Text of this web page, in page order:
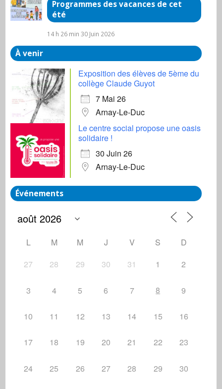
Programmes des vacances de cet
été
14 h 26 min 30 Juin 2026
À venir
Exposition des élèves de 5ème du
collège Claude Guyot
7 Mai 26
Arnay-Le-Duc
Le centre social propose une oasis
solidaire !
30 Juin 26
Arnay-Le-Duc
Événements
L M M J V S
D
27
28 29 30 31 1 2
3 4 5 6 7 8 9
10 11 12 13 14 15 16
17 18 19 20 21 22 23
24 25 26 27 28 29 30